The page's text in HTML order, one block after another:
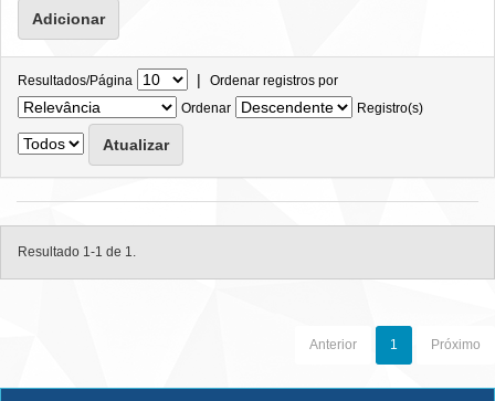
Resultados/Página | Ordenar registros por
Ordenar
Registro(s)
Resultado 1-1 de 1.
Anterior 1 Próximo